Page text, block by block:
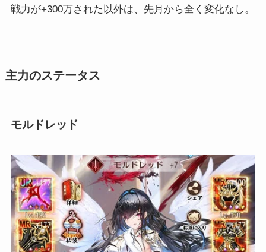
戦力が+300万された以外は、先月から全く変化なし。
主力のステータス
モルドレッド